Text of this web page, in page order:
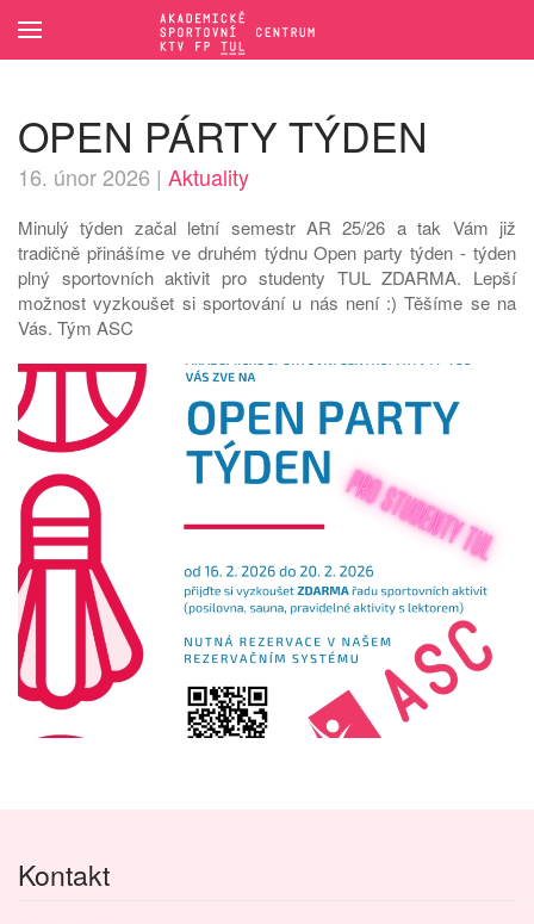
Přejít na hlavní obsah
OPEN PÁRTY TÝDEN
16. únor 2026 | Aktuality
Minulý týden začal letní semestr AR 25/26 a tak Vám již
tradičně přinášíme ve druhém týdnu Open party týden - týden
plný sportovních aktivit pro studenty TUL ZDARMA. Lepší
možnost vyzkoušet si sportování u nás není :) Těšíme se na
Vás. Tým ASC
Kontakt